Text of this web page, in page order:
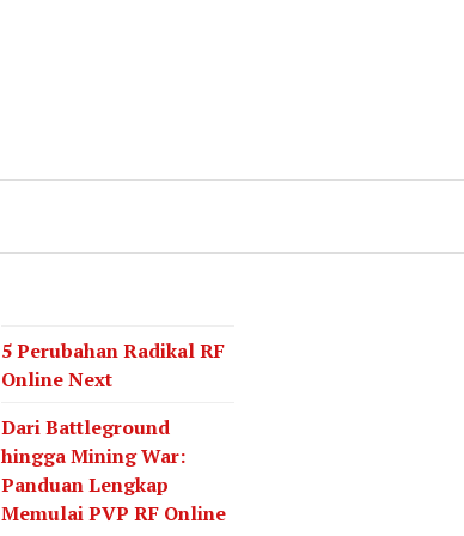
5 Perubahan Radikal RF
Online Next
Dari Battleground
hingga Mining War:
Panduan Lengkap
Memulai PVP RF Online